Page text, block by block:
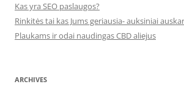
Kas yra SEO paslaugos?
Rinkitės tai kas Jums geriausia- auksiniai
Plaukams ir odai naudingas CBD aliejus
ARCHIVES